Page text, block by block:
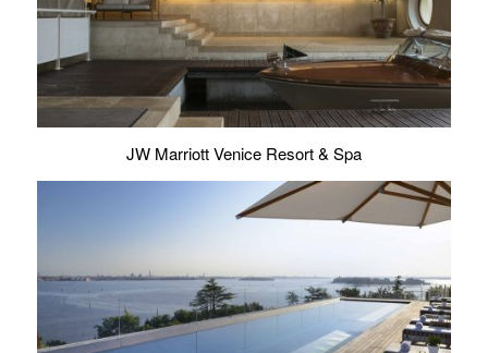
JW Marriott Venice Resort & Spa